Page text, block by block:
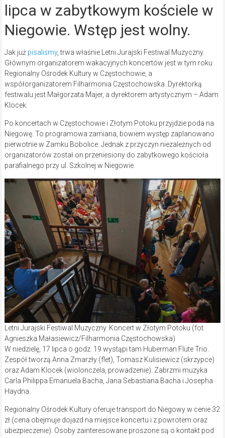
lipca w zabytkowym kościele w
Niegowie. Wstęp jest wolny.
Jak już pisaliśmy, trwa właśnie Letni Jurajski Festiwal Muzyczny.
Głównym organizatorem wakacyjnych koncertów jest w tym roku
Regionalny Ośrodek Kultury w Częstochowie, a
współorganizatorem Filharmonia Częstochowska. Dyrektorką
festiwalu jest Małgorzata Majer, a dyrektorem artystycznym – Adam
Klocek.
Po koncertach w Częstochowie i Złotym Potoku przyjdzie poda na
Niegowę. To programowa zamiana, bowiem występ zaplanowano
pierwotnie w Zamku Bobolice. Jednak z przyczyn niezależnych od
organizatorów został on przeniesiony do zabytkowego kościoła
parafialnego przy ul. Szkolnej w Niegowie.
Letni Jurajski Festiwal Muzyczny. Koncert w Złotym Potoku (fot.
Agnieszka Małasiewicz/Filharmonia Częstochowska)
W niedzielę, 17 lipca o godz. 19 wystąpi tam Huberman Flute Trio.
Zespół tworzą Anna Zmarzły (flet), Tomasz Kulisiewicz (skrzypce)
oraz Adam Klocek (wiolonczela, prowadzenie). Zabrzmi muzyka
Carla Philippa Emanuela Bacha, Jana Sebastiana Bacha i Josepha
Haydna.
Regionalny Ośrodek Kultury oferuje transport do Niegowy w cenie 32
zł (cena obejmuje dojazd na miejsce koncertu i z powrotem oraz
ubezpieczenie). Osoby zainteresowane proszone są o kontakt pod